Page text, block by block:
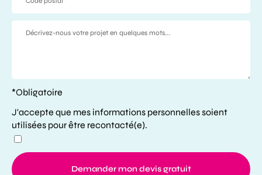
*Obligatoire
J'accepte que mes informations personnelles soient
utilisées pour être recontacté(e).
Demander mon devis gratuit